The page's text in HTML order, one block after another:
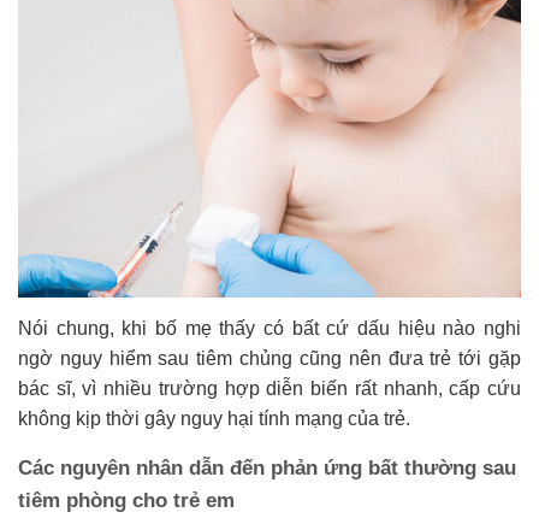
Nói chung, khi bố mẹ thấy có bất cứ dấu hiệu nào nghi
ngờ nguy hiểm sau tiêm chủng cũng nên đưa trẻ tới gặp
bác sĩ, vì nhiều trường hợp diễn biến rất nhanh, cấp cứu
không kịp thời gây nguy hại tính mạng của trẻ.
Các nguyên nhân dẫn đến phản ứng bất thường sau
tiêm phòng cho trẻ em